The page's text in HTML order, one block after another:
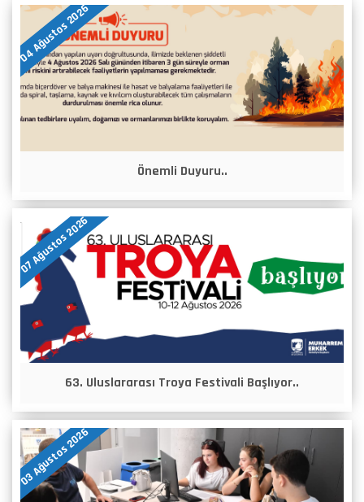
04 Ağustos 2026
Önemli Duyuru..
07 Ağustos 2026
63. Uluslararası Troya Festivali Başlıyor..
03 Ağustos 2026